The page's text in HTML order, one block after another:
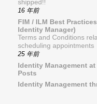
shipped!!
16 年前
FIM / ILM Best
Identity Manager)
Terms and Conditions
scheduling appointments
25 年前
Identity Management at
Posts
Identity Management